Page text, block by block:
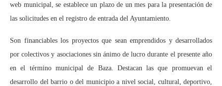
web municipal, se establece un plazo de un mes para la presentación de
las solicitudes en el registro de entrada del Ayuntamiento.
Son financiables los proyectos que sean emprendidos y desarrollados
por colectivos y asociaciones sin ánimo de lucro durante el presente año
en el término municipal de Baza. Destacan las que promuevan el
desarrollo del barrio o del municipio a nivel social, cultural, deportivo,